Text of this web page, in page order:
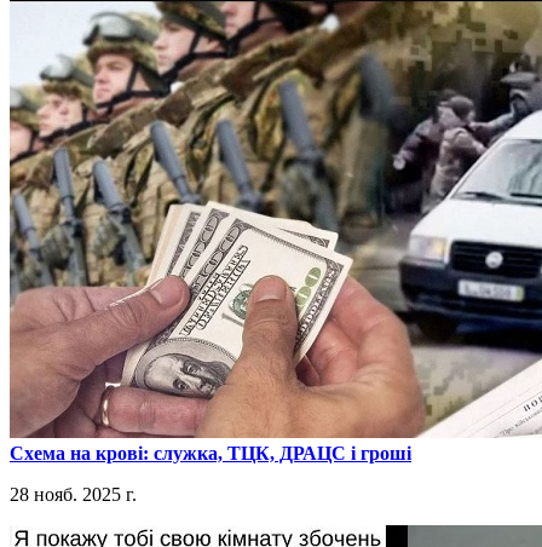
​Схема на крові: служка, ТЦК, ДРАЦС і гроші
28 нояб. 2025 г.